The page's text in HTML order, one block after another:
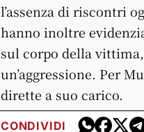
l’assenza di riscontri
hanno inoltre
sul corpo della
un’aggressione. Per
dirette a suo carico.
CONDIVIDI